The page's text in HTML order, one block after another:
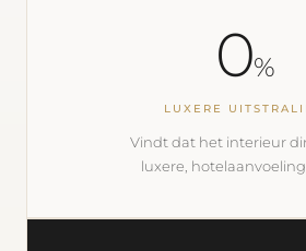
0%
LUXERE
Vindt dat het interieur
luxere,